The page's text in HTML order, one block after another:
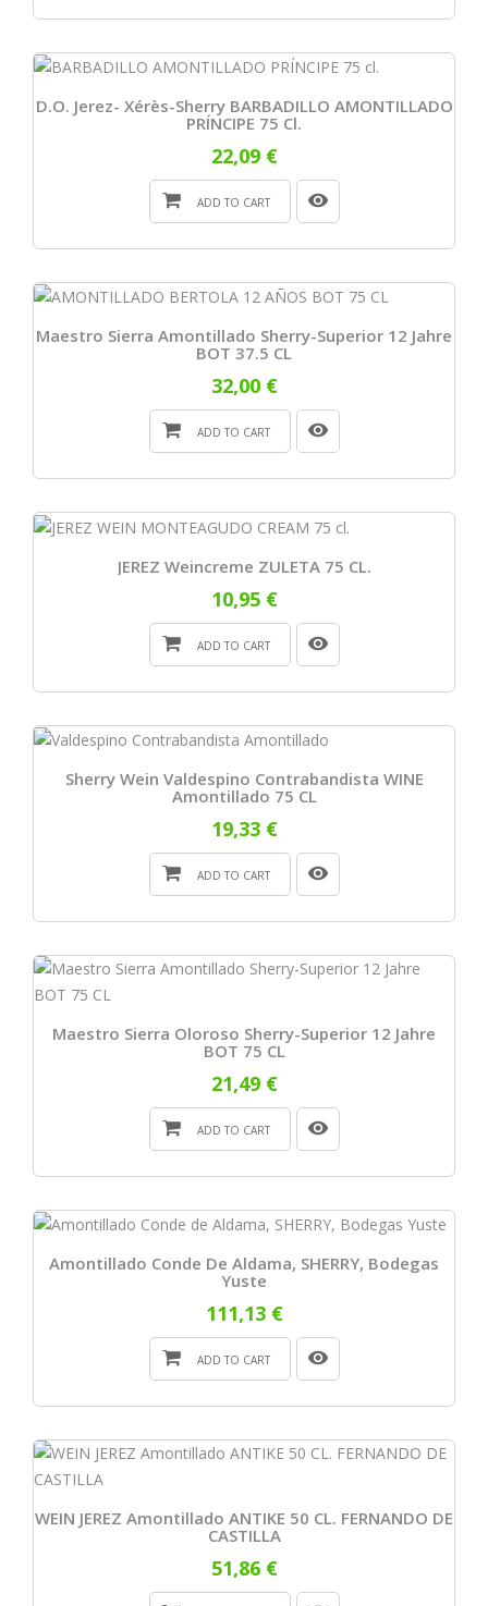
D.O. Jerez- Xérès-Sherry BARBADILLO AMONTILLADO
PRÍNCIPE 75 Cl.
22,09 €
ADD TO CART
Maestro Sierra Amontillado Sherry-Superior 12 Jahre
BOT 37.5 CL
32,00 €
ADD TO CART
JEREZ Weincreme ZULETA 75 CL.
10,95 €
ADD TO CART
Sherry Wein Valdespino Contrabandista WINE
Amontillado 75 CL
19,33 €
ADD TO CART
Maestro Sierra Oloroso Sherry-Superior 12 Jahre
BOT 75 CL
21,49 €
ADD TO CART
Amontillado Conde De Aldama, SHERRY, Bodegas
Yuste
111,13 €
ADD TO CART
WEIN JEREZ Amontillado ANTIKE 50 CL. FERNANDO DE
CASTILLA
51,86 €